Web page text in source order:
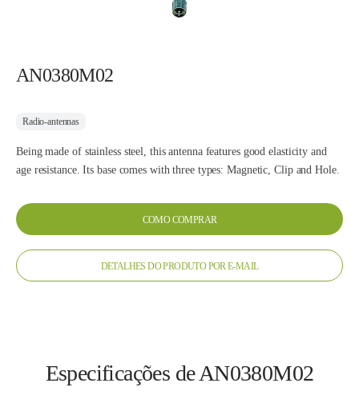
AN0380M02
Radio-antennas
Being made of stainless steel, this antenna features good elasticity and
age resistance. Its base comes with three types: Magnetic, Clip and Hole.
COMO COMPRAR
DETALHES DO PRODUTO POR E-MAIL
Especificações de AN0380M02